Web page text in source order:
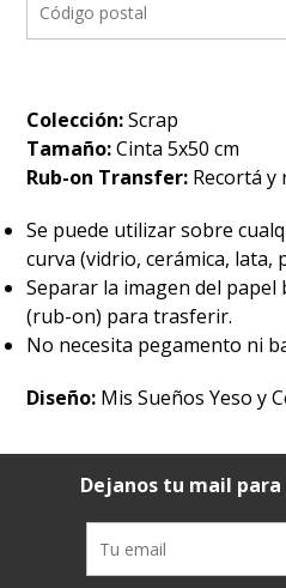
Colección:Scrap
Tamaño:Cinta 5x50 cm
Rub-on Transfer: Recortá y
Se puede utilizar sobre
curva (vidrio, cerámica, lata,
Separar la imagen del
(rub-on) para trasferir.
No necesita pegamento ni
Diseño: Mis Sueños Yeso y
Dejanos tu mail